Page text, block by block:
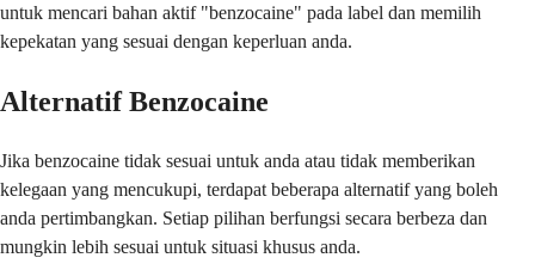
untuk mencari bahan aktif "benzocaine" pada label dan memilih
kepekatan yang sesuai dengan keperluan anda.
Alternatif Benzocaine
Jika benzocaine tidak sesuai untuk anda atau tidak memberikan
kelegaan yang mencukupi, terdapat beberapa alternatif yang boleh
anda pertimbangkan. Setiap pilihan berfungsi secara berbeza dan
mungkin lebih sesuai untuk situasi khusus anda.